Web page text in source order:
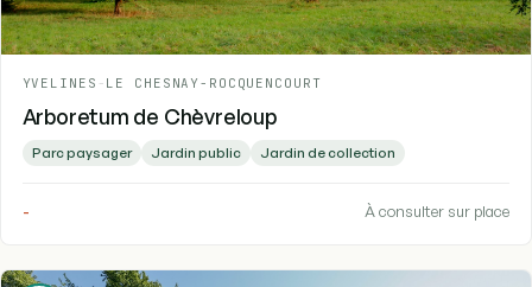
YVELINES - LE CHESNAY-ROCQUENCOURT
Arboretum de Chèvreloup
Parc paysager Jardin public Jardin de collection
- À consulter sur place